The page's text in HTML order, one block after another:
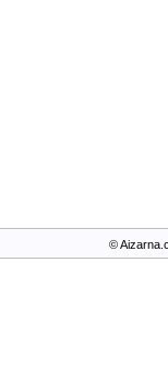
©